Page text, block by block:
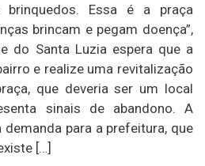
brinquedos. Essa é a praça
brincam e pegam doença”,
do Santa Luzia espera que a
e realize uma revitalização
que deveria ser um local
sinais de abandono. A
demanda para a prefeitura, que
[…]